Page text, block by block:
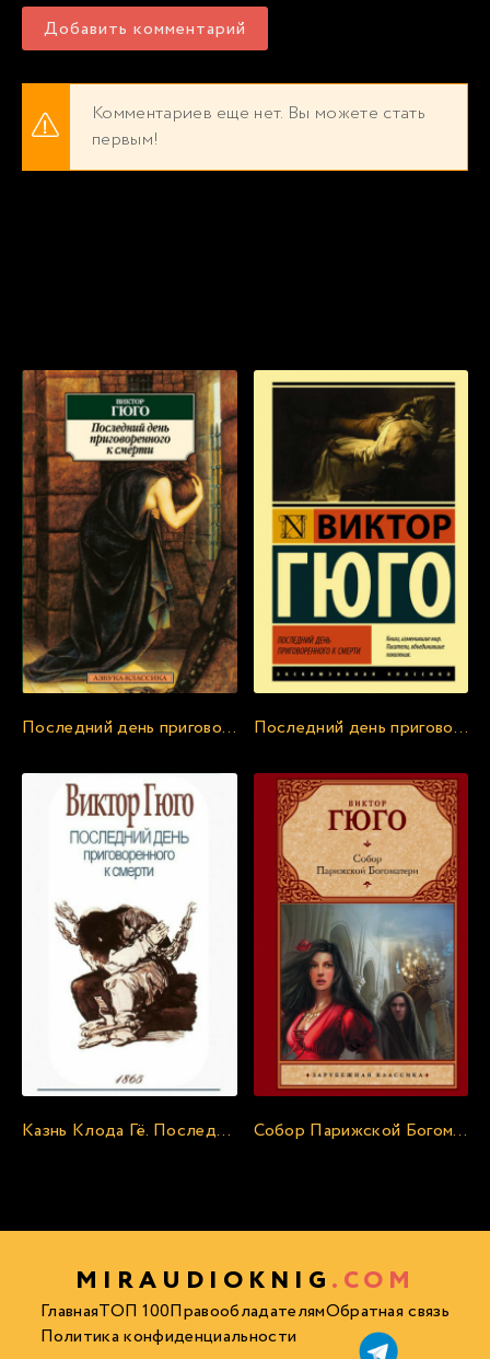
Добавить комментарий
Комментариев еще нет. Вы можете стать
первым!
Последний день приговоренного к смерти - Виктор Гюго Последний день приговоренного к смерти - Виктор Гюго
Казнь Клода Гё. Последний день приговорённого к смерти - Виктор Гюго Собор Парижской Богоматери - Виктор Гюго
MIRAUDIOKNIG .COM
ГлавнаяТОП 100ПравообладателямОбратная связь
Политика конфиденциальности